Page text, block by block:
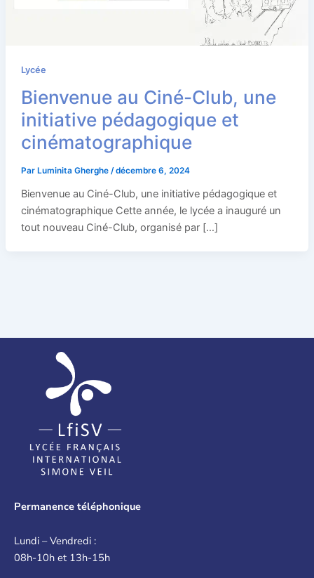
Lycée
Bienvenue au Ciné-Club, une
initiative pédagogique et
cinématographique
Par Luminita Gherghe /décembre 6, 2024
Bienvenue au Ciné-Club, une initiative pédagogique et
cinématographique Cette année, le lycée a inauguré un
tout nouveau Ciné-Club, organisé par […]
Permanence téléphonique
Lundi – Vendredi :
08h-10h et 13h-15h